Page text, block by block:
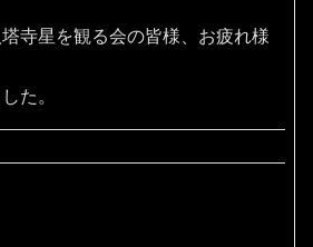
寺星を観る会の皆様、お疲れ様
た。